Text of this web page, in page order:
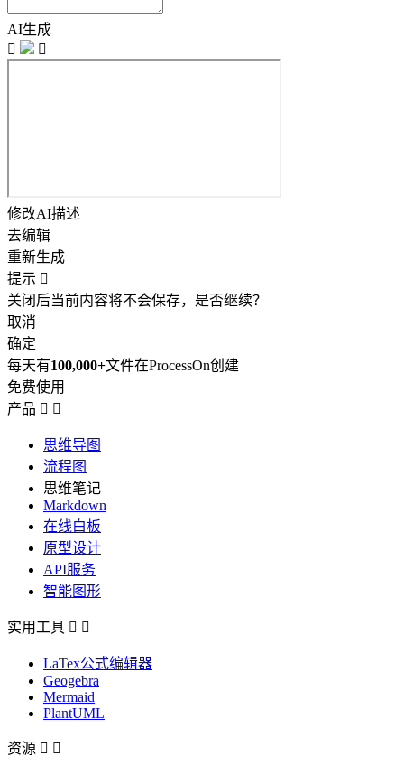
AI生成


修改AI描述
去编辑
重新生成
提示 
关闭后当前内容将不会保存，是否继续？
取消
确定
每天有100,000+文件在ProcessOn创建
免费使用
产品  
思维导图
流程图
思维笔记
Markdown
在线白板
原型设计
API服务
智能图形
实用工具  
LaTex公式编辑器
Geogebra
Mermaid
PlantUML
资源  